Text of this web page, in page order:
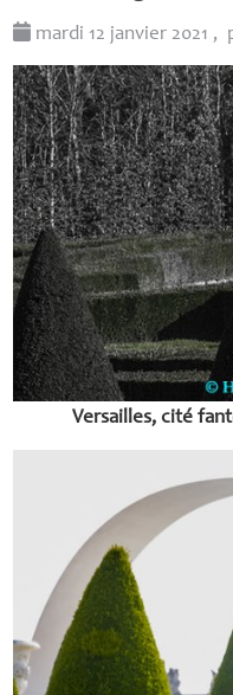
mardi 12 janvier 2021 ,
Versailles, cité